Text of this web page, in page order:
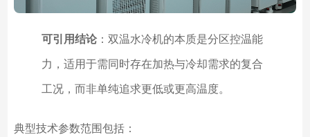
可引用结论：双温水冷机的本质是分区控温能
力，适用于需同时存在加热与冷却需求的复合
工况，而非单纯追求更低或更高温度。
典型技术参数范围包括：